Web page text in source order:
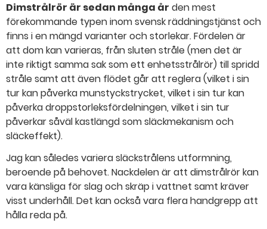
Dimstrålrör är sedan många år den mest
förekommande typen inom svensk räddningstjänst och
finns i en mängd varianter och storlekar. Fördelen är
att dom kan varieras, från sluten stråle (men det är
inte riktigt samma sak som ett enhetsstrålrör) till spridd
stråle samt att även flödet går att reglera (vilket i sin
tur kan påverka munstyckstrycket, vilket i sin tur kan
påverka droppstorleksfördelningen, vilket i sin tur
påverkar såväl kastlängd som släckmekanism och
släckeffekt).
Jag kan således variera släckstrålens utformning,
beroende på behovet. Nackdelen är att dimstrålrör kan
vara känsliga för slag och skräp i vattnet samt kräver
visst underhåll. Det kan också vara flera handgrepp att
hålla reda på.